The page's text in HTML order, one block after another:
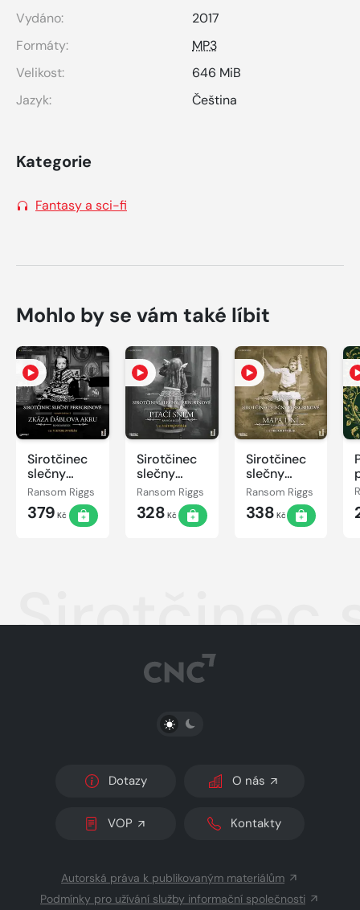
Vydáno:
2017
Formáty:
MP3
Velikost:
646 MiB
Jazyk:
Čeština
Kategorie
Fantasy a sci-fi
Mohlo by se vám také líbit
Sirotčinec
slečny
Peregrinové:
Zkáza
Ďáblova
Ransom Riggs
379 Kč
Sirotčinec
slečny
Peregrinové:
PTAČÍ
SNĚM
Ransom Riggs
328 Kč
Sirotčinec
slečny
Peregrinové:
MAPA DNÍ
Ransom Riggs
338 Kč
Sirotčinec
PŘEPNOUT SVĚTLÝ/TMAVÝ REŽIM
Dotazy O nás
VOP Kontakty
Autorská práva k publikovaným materiálům
Podmínky pro užívání služby informační společnosti